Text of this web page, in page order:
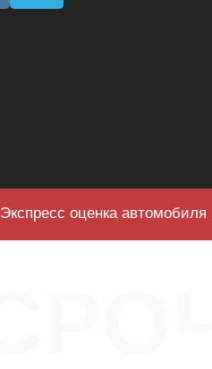
Экспресс оценка